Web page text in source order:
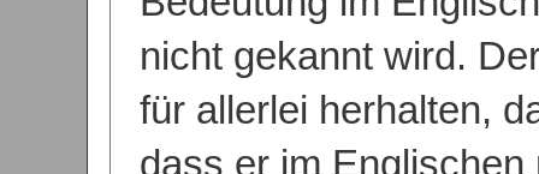
nicht gekannt wird.
für allerlei herhalten,
dass er im Englischen